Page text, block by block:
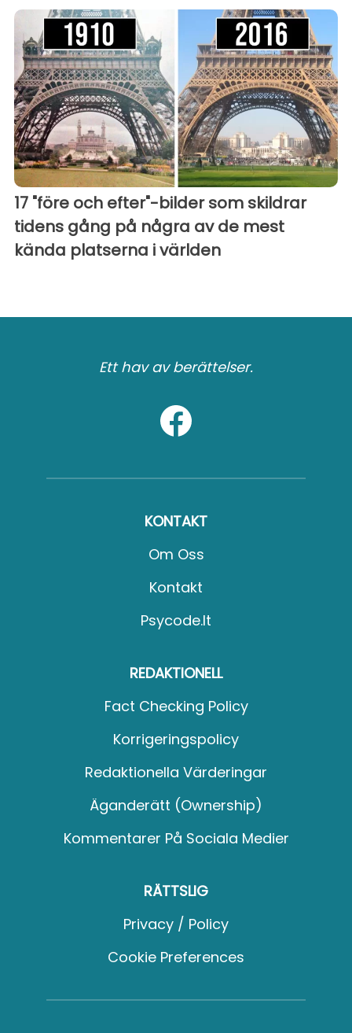
17 "före och efter"-bilder som skildrar
tidens gång på några av de mest
kända platserna i världen
Ett hav av berättelser.
KONTAKT
Om Oss
Kontakt
Psycode.it
REDAKTIONELL
Fact Checking Policy
Korrigeringspolicy
Redaktionella Värderingar
Äganderätt (Ownership)
Kommentarer På Sociala Medier
RÄTTSLIG
Privacy / Policy
Cookie Preferences